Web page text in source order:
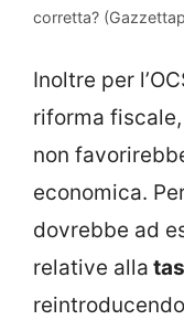
corretta?
Inoltre per
riforma
non
economica.
dovrebbe ad
relative alla